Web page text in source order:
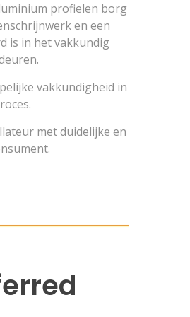
profielen borg
en een
is in het vakkundig
vakkundigheid in
met duidelijke en